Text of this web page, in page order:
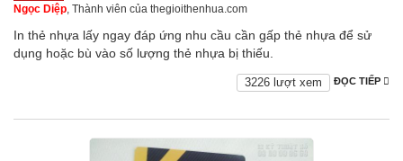
Ngọc Diệp, Thành viên của thegioithenhua.com
In thẻ nhựa lấy ngay đáp ứng nhu cầu cần gấp thẻ nhựa để sử
dụng hoặc bù vào số lượng thẻ nhựa bị thiếu.
ĐỌC TIẾP
3226 lượt xem